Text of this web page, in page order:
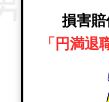
損害
「円満